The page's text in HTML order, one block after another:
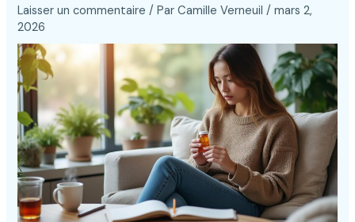
Laisser un commentaire / ParCamille Verneuil/mars 2,
2026